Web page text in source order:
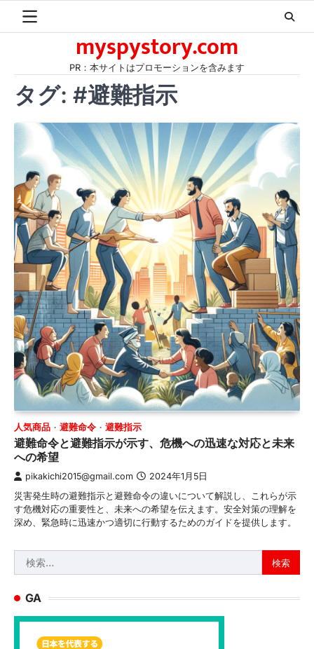
myspystory.com
PR：本サイトはプロモーションを含みます
タグ: #避難指示
人気商品 避難命令 避難指示
避難命令と避難指示が示す、危機への迅速な対応と未来
への希望
pikakichi2015@gmail.com 2024年1月5日
災害発生時の避難指示と避難命令の違いについて解説し、これらが示
す危機対応の重要性と、未来への希望を伝えます。安全対策の理解を
深め、緊急時に迅速かつ適切に行動するためのガイドを提供します。
索:
GA